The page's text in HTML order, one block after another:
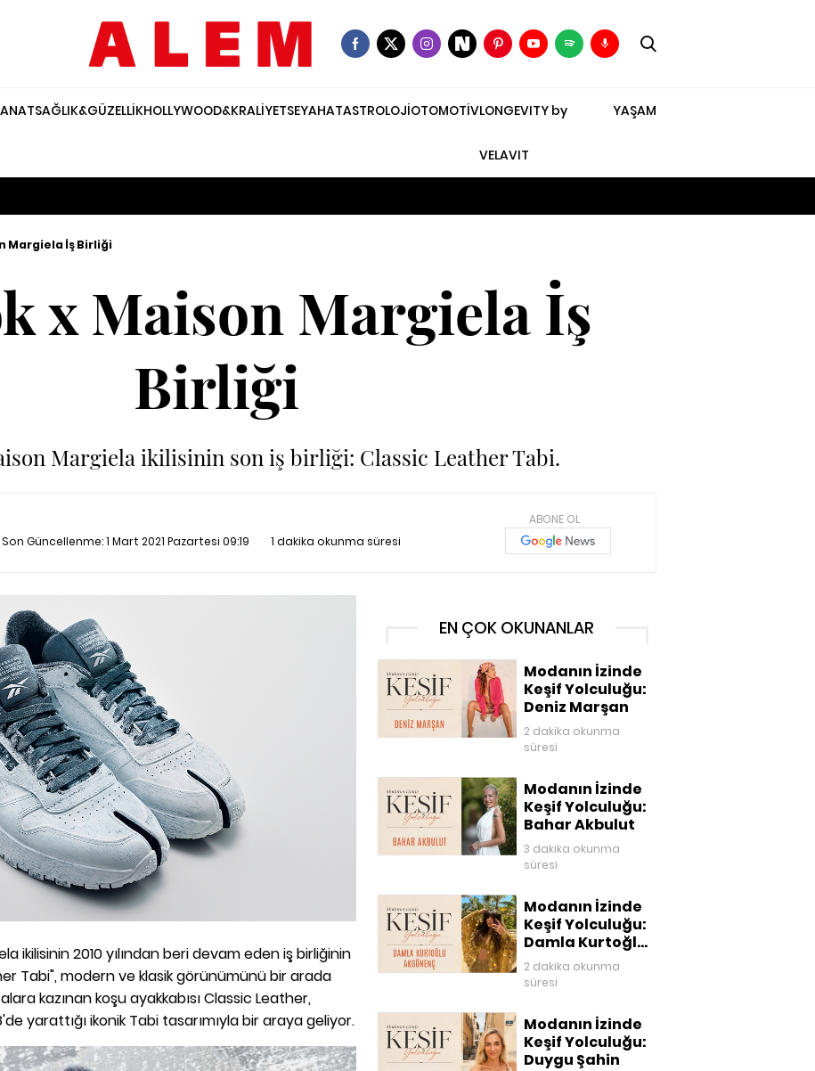
SAĞLIK&GÜZELLİKHOLLYWOOD&KRALİYETSEYAHATASTROLOJİOTOMOTİVLONGEVITY by
VELAVIT
YAŞAM
Margiela İş Birliği
x Maison Margiela İş
Birliği
Margiela ikilisinin son iş birliği: Classic Leather Tabi.
Güncellenme:1 Mart 2021 Pazartesi 09:19 1 dakika okunma süresi
ABONE OL
ikilisinin 2010 yılından beri devam eden iş birliğinin
Tabi", modern ve klasik görünümünü bir arada
kazınan koşu ayakkabısı Classic Leather,
yarattığı ikonik Tabi tasarımıyla bir araya geliyor.
EN ÇOK OKUNANLAR
Modanın İzinde
Keşif Yolculuğu:
Deniz Marşan
2 dakika okunma
süresi
Modanın İzinde
Keşif Yolculuğu:
Bahar Akbulut
3 dakika okunma
süresi
Modanın İzinde
Keşif Yolculuğu:
Damla Kurtoğlu
Akgönenç
2 dakika okunma
süresi
Modanın İzinde
Keşif Yolculuğu:
Duygu Şahin